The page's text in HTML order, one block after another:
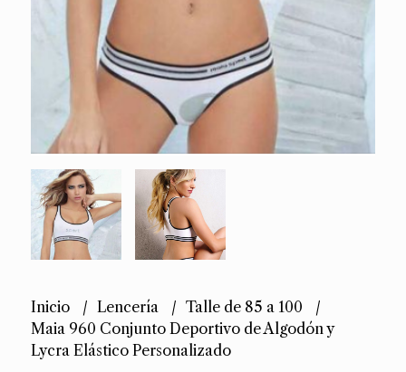
Inicio Lencería
Talle de 85 a 100
Maia 960 Conjunto Deportivo de Algodón y
Lycra Elástico Personalizado